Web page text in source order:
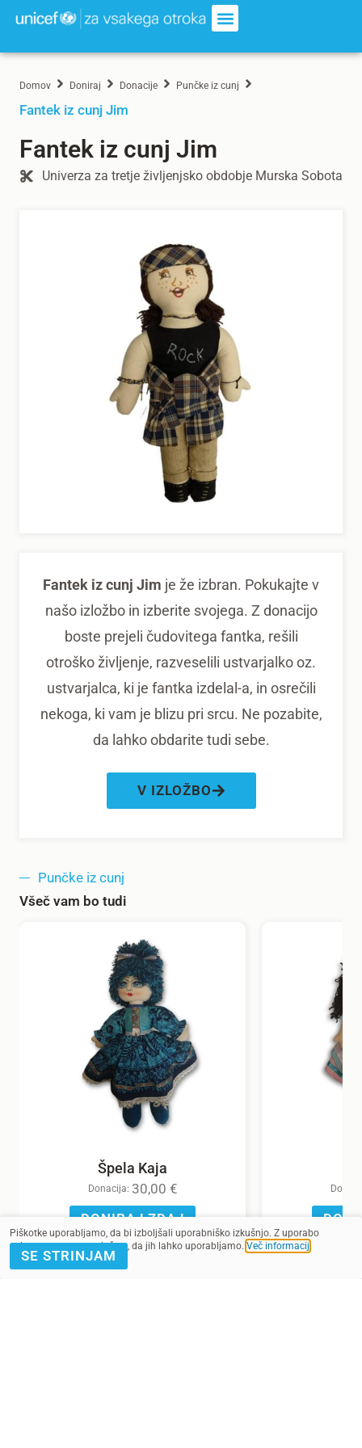
Domov Doniraj Donacije Punčke iz cunj
Fantek iz cunj Jim
Fantek iz cunj Jim
Univerza za tretje življenjsko obdobje Murska Sobota
Fantek iz cunj Jim je že izbran. Pokukajte v
našo izložbo in izberite svojega. Z donacijo
boste prejeli čudovitega fantka, rešili
otroško življenje, razveselili ustvarjalko oz.
ustvarjalca, ki je fantka izdelal-a, in osrečili
nekoga, ki vam je blizu pri srcu. Ne pozabite,
da lahko obdarite tudi sebe.
V IZLOŽBO
Punčke iz cunj
Všeč vam bo tudi
Špela Kaja
Donacija: 30,00 €
DONIRAJ ZDAJ
Piškotke uporabljamo, da bi izboljšali uporabniško izkušnjo. Z uporabo
spletnega mesta soglašate, da jih lahko uporabljamo. Več informacij
SE STRINJAM